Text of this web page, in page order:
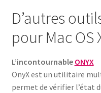
D’autres
pour Mac OS
L’incontournable ONYX
OnyX est un utilitaire
permet de vérifier l’état